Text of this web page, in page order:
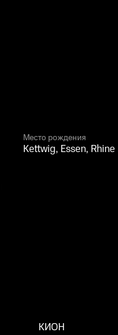
Место рождения
Kettwig, Essen,
КИОН